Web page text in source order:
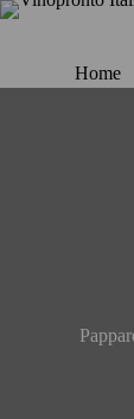
Ga
Home